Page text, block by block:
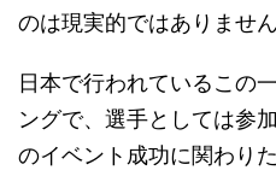
のは現実的ではありません
日本で行われているこの
ングで、選手としては参
のイベント成功に関わり